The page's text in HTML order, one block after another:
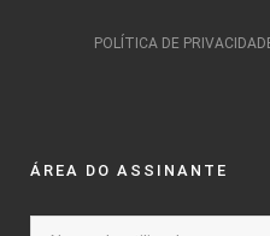
POLÍTICA DE
ÁREA DO ASSINANTE